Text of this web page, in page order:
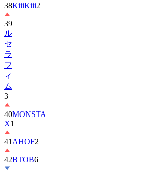
38KiiiKiii2
39
ル
セ
ラ
フ
ィ
ム
3
40MONSTA
X1
41 AHOF2
42BTOB6